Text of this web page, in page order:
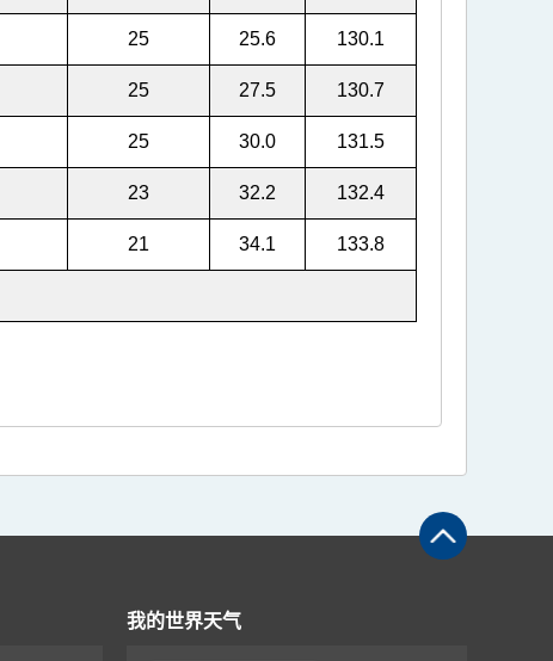
25 25.6 130.1
25 27.5 130.7
25 30.0 131.5
23 32.2 132.4
21 34.1 133.8
我的世界天气